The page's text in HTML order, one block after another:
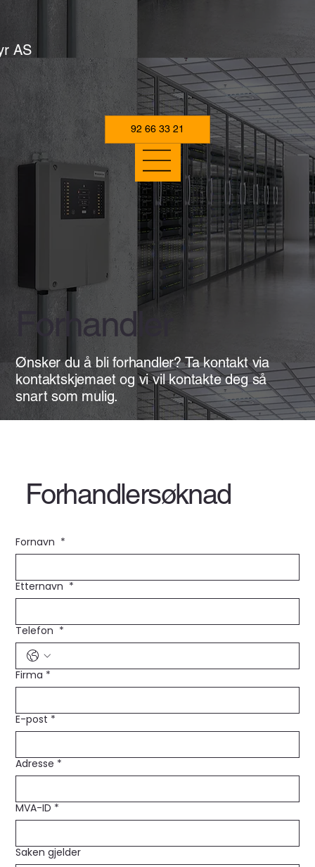
AS
92 66 33 21
Forhandler
Ønsker du å bli forhandler? Ta kontakt via
kontaktskjemaet og vi vil kontakte deg så
snart som mulig.
Forhandlersøknad
Fornavn *
Etternavn *
Telefon *
Firma *
E-post *
Adresse *
MVA-ID *
Saken gjelder